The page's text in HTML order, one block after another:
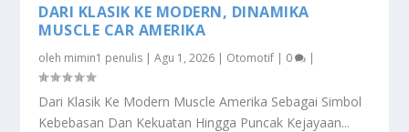
DARI KLASIK KE MODERN, DINAMIKA
MUSCLE CAR AMERIKA
oleh mimin1 penulis |Agu 1, 2026 | Otomotif | 0 |
Dari Klasik Ke Modern Muscle Amerika Sebagai Simbol
Kebebasan Dan Kekuatan Hingga Puncak Kejayaan...